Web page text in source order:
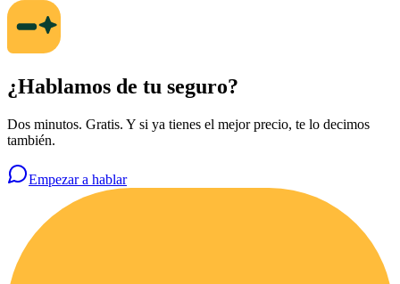
¿Hablamos de tu seguro?
Dos minutos. Gratis. Y si ya tienes el mejor precio, te lo decimos
también.
Empezar a hablar